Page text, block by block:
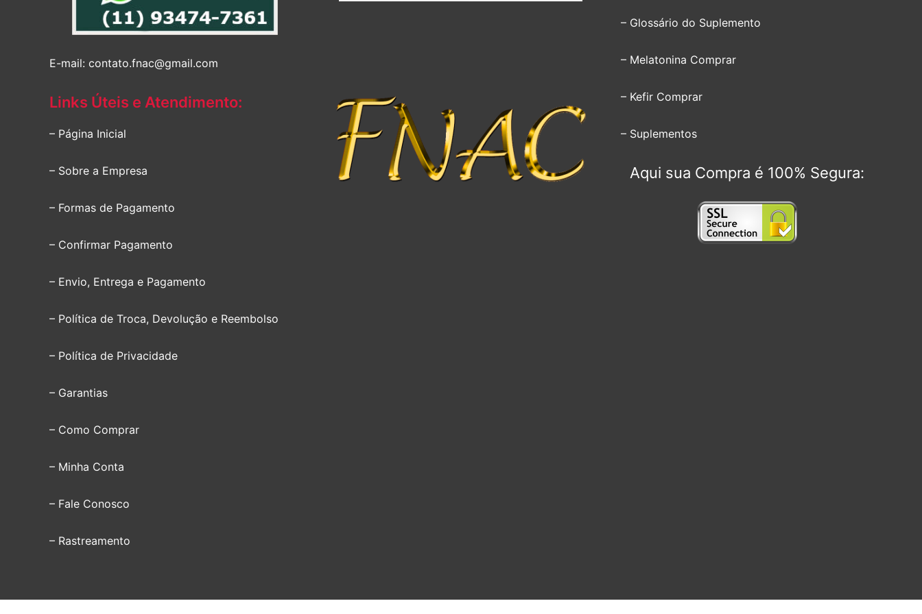
E-mail: contato.fnac@gmail.com
Links Úteis e Atendimento:
– Página Inicial
– Sobre a Empresa
– Formas de Pagamento
– Confirmar Pagamento
– Envio, Entrega e Pagamento
– Política de Troca, Devolução e Reembolso
– Política de Privacidade
– Garantias
– Como Comprar
– Minha Conta
– Fale Conosco
– Rastreamento
– Glossário do Suplemento
– Melatonina Comprar
– Kefir Comprar
– Suplementos
Aqui sua Compra é 100% Segura: